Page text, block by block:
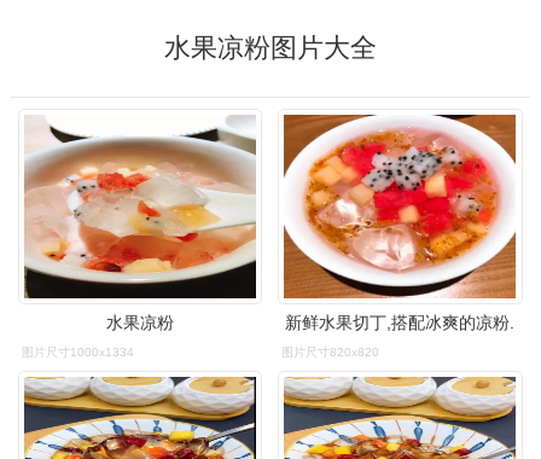
水果凉粉图片大全
水果凉粉
图片尺寸1000x1334
新鲜水果切丁,搭配冰爽的凉粉.
图片尺寸820x820